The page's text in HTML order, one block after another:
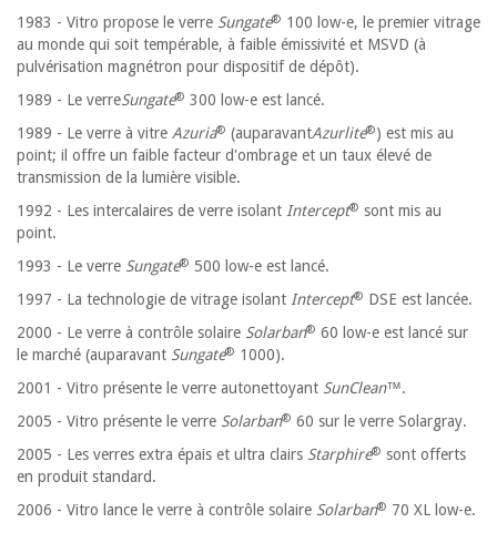
1983 - Vitro propose le verre Sungate® 100 low-e, le premier vitrage
au monde qui soit tempérable, à faible émissivité et MSVD (à
pulvérisation magnétron pour dispositif de dépôt).
1989 - Le verreSungate® 300 low-e est lancé.
1989 - Le verre à vitre Azuria® (auparavantAzurlite®) est mis au
point; il offre un faible facteur d'ombrage et un taux élevé de
transmission de la lumière visible.
1992 - Les intercalaires de verre isolant Intercept® sont mis au
point.
1993 - Le verre Sungate® 500 low-e est lancé.
1997 - La technologie de vitrage isolant Intercept® DSE est lancée.
2000 - Le verre à contrôle solaire Solarban® 60 low-e est lancé sur
le marché (auparavant Sungate® 1000).
2001 - Vitro présente le verre autonettoyant SunClean™.
2005 - Vitro présente le verre Solarban® 60 sur le verre Solargray.
2005 - Les verres extra épais et ultra clairs Starphire® sont offerts
en produit standard.
2006 - Vitro lance le verre à contrôle solaire Solarban® 70 XL low-e.